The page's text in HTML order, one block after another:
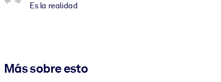
Es la realidad
Más sobre esto